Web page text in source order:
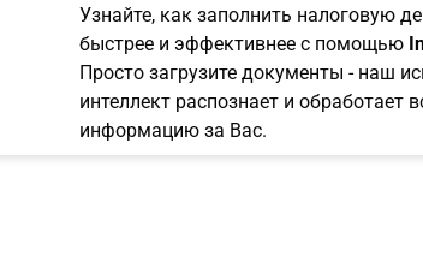
Узнайте, как заполнить налоговую
быстрее и эффективнее с помощью
Просто загрузите документы - наш
интеллект распознает и обработает
информацию за Вас.